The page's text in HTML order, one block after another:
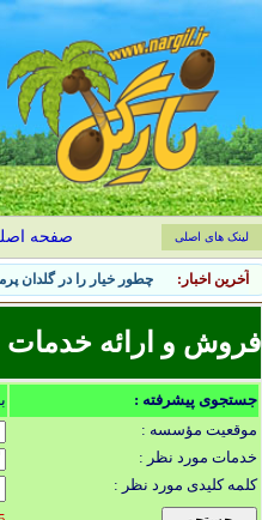
صفحه لینک های اصلی
آخرین اخبار: چطور خیار را در گلدان
فروش و ارائه خدمات
جستجوی پیشرفته :
موقعیت مؤسسه :
خدمات مورد نظر :
کلمه کلیدی مورد نظر :